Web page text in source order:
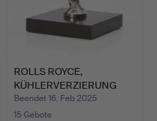
ROLLS ROYCE,
KÜHLERVERZIERUNG
Verchromtes …
Beendet 16. Feb 2025
15 Gebote